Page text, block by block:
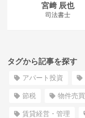
宮﨑 辰也
司法書士
タグから記事を探す
アパート投資
節税 物件売買
賃貸経営・管理